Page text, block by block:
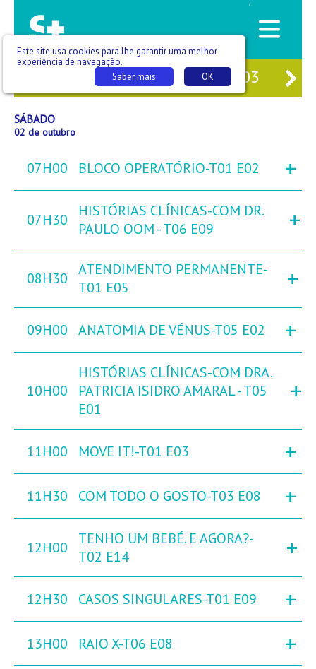
/
SÁB 02 DOM 03 SEG
SÁBADO
02 de outubro
07H00 BLOCO OPERATÓRIO-T01 E02 +
07H30
HISTÓRIAS CLÍNICAS-COM DR.
PAULO OOM - T06 E09
+
08H30
ATENDIMENTO PERMANENTE-
T01 E05
+
09H00 ANATOMIA DE VÉNUS-T05 E02 +
10H00
HISTÓRIAS CLÍNICAS-COM DRA.
PATRICIA ISIDRO AMARAL - T05
E01
+
11H00 MOVE IT!-T01 E03 +
11H30 COM TODO O GOSTO-T03 E08 +
12H00
TENHO UM BEBÉ. E AGORA?-
T02 E14
+
12H30 CASOS SINGULARES-T01 E09 +
13H00 RAIO X-T06 E08 +
Este site usa cookies para lhe garantir uma melhor
experiência de navegação.
OK
Saber mais